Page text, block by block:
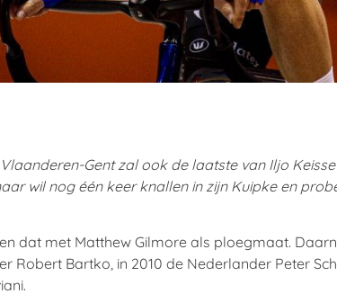
Gent zal ook de laatste van Iljo
wil nog één keer knallen in zijn Kuipke en
dat met Matthew Gilmore als ploegmaat.
Bartko, in 2010 de Nederlander Peter